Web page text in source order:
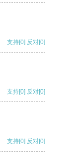
支持[0] 反对[0]
支持[0] 反对[0]
支持[0] 反对[0]